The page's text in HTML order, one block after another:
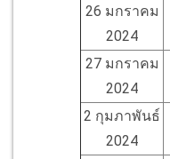
26 มกราคม
2024
27 มกราคม
2024
2 กุมภาพันธ์
2024